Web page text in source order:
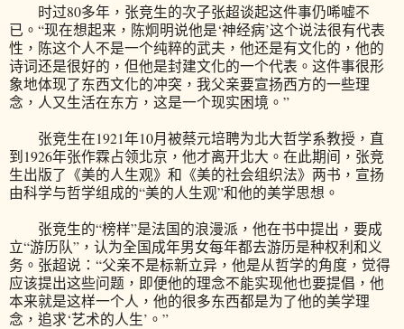
时过80多年，张竞生的次子张超谈起这件事仍唏嘘不
已。“现在想起来，陈炯明说他是‘神经病’这个说法很有代表
性，陈这个人不是一个纯粹的武夫，他还是有文化的，他的
诗词还是很好的，但他是封建文化的一个代表。这件事很形
象地体现了东西文化的冲突，我父亲要宣扬西方的一些理
念，人又生活在东方，这是一个现实困境。”
张竞生在1921年10月被蔡元培聘为北大哲学系教授，直
到1926年张作霖占领北京，他才离开北大。在此期间，张竞
生出版了《美的人生观》和《美的社会组织法》两书，宣扬
由科学与哲学组成的“美的人生观”和他的美学思想。
张竞生的“榜样”是法国的浪漫派，他在书中提出，要成
立“游历队”，认为全国成年男女每年都去游历是种权利和义
务。张超说：“父亲不是标新立异，他是从哲学的角度，觉得
应该提出这些问题，即便他的理念不能实现他也要提倡，他
本来就是这样一个人，他的很多东西都是为了他的美学理
念，追求‘艺术的人生’。”